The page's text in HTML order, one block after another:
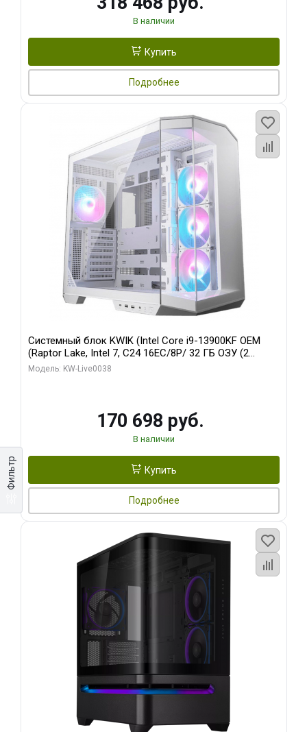
Фильтр
В наличии
Купить
Подробнее
Системный блок KWIK (Intel Core i9-13900KF OEM
(Raptor Lake, Intel 7, C24 16EC/8P/ 32 ГБ ОЗУ (2
модуля)/ Gigabyte RX9070XT GAMING OC 16GB GDDR6
Модель: KW-Live0038
170 698 руб.
В наличии
Купить
Подробнее